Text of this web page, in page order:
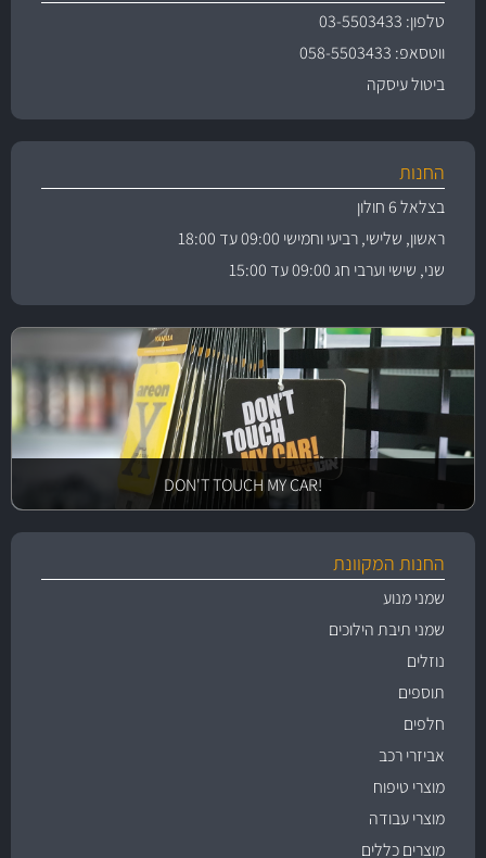
טלפון: 03-5503433
ווטסאפ: 058-5503433
ביטול עיסקה
החנות
בצלאל 6 חולון
ראשון, שלישי, רביעי וחמישי 09:00 עד 18:00
שני, שישי וערבי חג 09:00 עד 15:00
!DON'T TOUCH MY CAR
החנות המקוונת
שמני מנוע
שמני תיבת הילוכים
נוזלים
תוספים
חלפים
אביזרי רכב
מוצרי טיפוח
מוצרי עבודה
מוצרים כללים